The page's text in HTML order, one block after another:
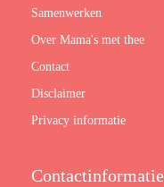
Samenwerken
Over Mama's met thee
Contact
Disclaimer
Privacy informatie
Contactinformatie